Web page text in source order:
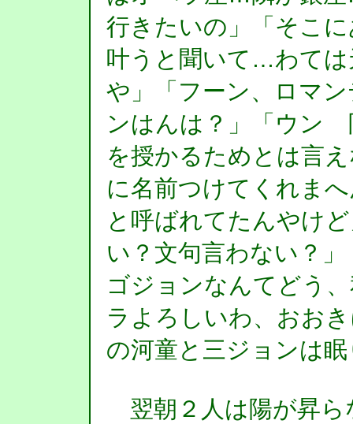
行きたいの」「そこ
叶うと聞いて…わて
や」「フーン、ロマ
ンはんは？」「ウン
を授かるためとは言
に名前つけてくれま
と呼ばれてたんやけ
い？文句言わない？
ゴジョンなんてどう
ラよろしいわ、おお
の河童と三ジョンは
翌朝２人は陽が昇ら